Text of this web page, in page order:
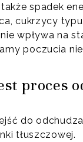
spadek
cukrzycy
wpływa na
poczucia
proces
do
tłuszczowej.